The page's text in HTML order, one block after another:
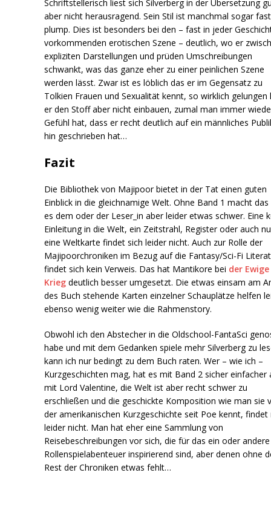
Schriftstellerisch liest sich Silverberg in der Übersetzung
aber nicht herausragend. Sein Stil ist manchmal sogar fast
plump. Dies ist besonders bei den – fast in jeder
vorkommenden erotischen Szene – deutlich, wo er
expliziten Darstellungen und prüden Umschreibungen
schwankt, was das ganze eher zu einer peinlichen Szene
werden lässt. Zwar ist es löblich das er im Gegensatz zu
Tolkien Frauen und Sexualität kennt, so wirklich gelungen
er den Stoff aber nicht einbauen, zumal man immer
Gefühl hat, dass er recht deutlich auf ein männliches
hin geschrieben hat…
Fazit
Die Bibliothek von Majipoor bietet in der Tat einen guten
Einblick in die gleichnamige Welt. Ohne Band 1 macht
es dem oder der Leser_in aber leider etwas schwer. Eine
Einleitung in die Welt, ein Zeitstrahl, Register oder auch
eine Weltkarte findet sich leider nicht. Auch zur Rolle der
Majipoorchroniken im Bezug auf die Fantasy/Sci-Fi
findet sich kein Verweis. Das hat Mantikore bei der Ewige
Krieg deutlich besser umgesetzt. Die etwas einsam am
des Buch stehende Karten einzelner Schauplätze helfen
ebenso wenig weiter wie die Rahmenstory.
Obwohl ich den Abstecher in die Oldschool-FantaSci
habe und mit dem Gedanken spiele mehr Silverberg zu
kann ich nur bedingt zu dem Buch raten. Wer – wie ich –
Kurzgeschichten mag, hat es mit Band 2 sicher einfacher
mit Lord Valentine, die Welt ist aber recht schwer zu
erschließen und die geschickte Komposition wie man sie
der amerikanischen Kurzgeschichte seit Poe kennt, findet
leider nicht. Man hat eher eine Sammlung von
Reisebeschreibungen vor sich, die für das ein oder andere
Rollenspielabenteuer inspirierend sind, aber denen ohne
Rest der Chroniken etwas fehlt…